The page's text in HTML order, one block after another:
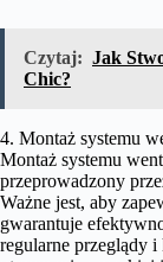
Czytaj: Jak
Chic?
4. Montaż systemu
Montaż systemu
przeprowadzony
Ważne jest, aby
gwarantuje
regularne przeglądy i